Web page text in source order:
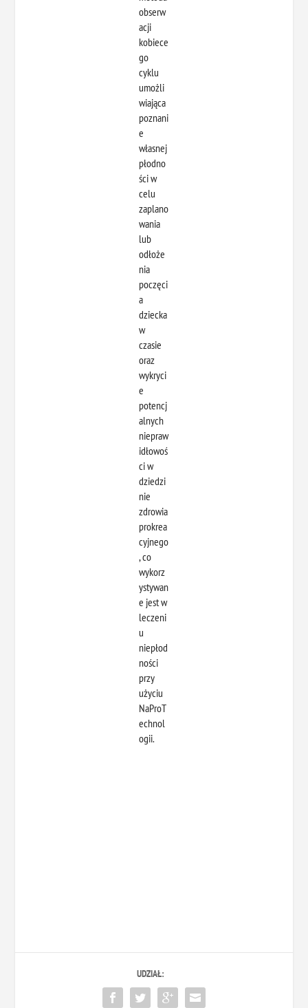
obserw
acji
kobiece
go
cyklu
umożli
wiająca
poznani
e
własnej
płodno
ści w
celu
zaplano
wania
lub
odłoże
nia
poczęci
a
dziecka
w
czasie
oraz
wykryci
e
potencj
alnych
niepraw
idłowoś
ci w
dziedzi
nie
zdrowia
prokrea
cyjnego
, co
wykorz
ystywan
e jest w
leczeni
u
niepłod
ności
przy
użyciu
NaProT
echnol
ogii.
UDZIAŁ: